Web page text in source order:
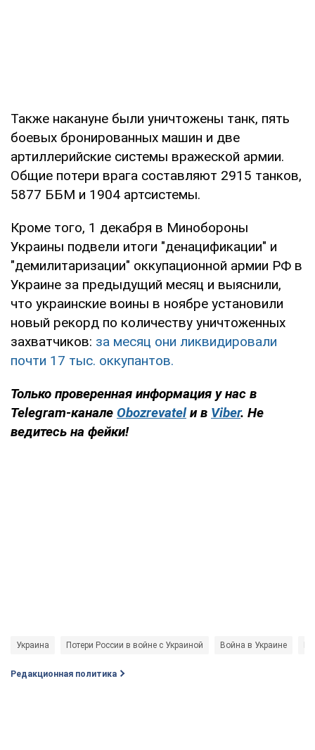
Также накануне были уничтожены танк, пять
боевых бронированных машин и две
артиллерийские системы вражеской армии.
Общие потери врага составляют 2915 танков,
5877 ББМ и 1904 артсистемы.
Кроме того, 1 декабря в Минобороны
Украины подвели итоги "денацификации" и
"демилитаризации" оккупационной армии РФ в
Украине за предыдущий месяц и выяснили,
что украинские воины в ноябре установили
новый рекорд по количеству уничтоженных
захватчиков: за месяц они ликвидировали
почти 17 тыс. оккупантов.
Только проверенная информация у нас в
Telegram-канале Obozrevatel и в Viber. Не
ведитесь на фейки!
Украина Потери России в войне с Украиной Война в Украине
Редакционная политика